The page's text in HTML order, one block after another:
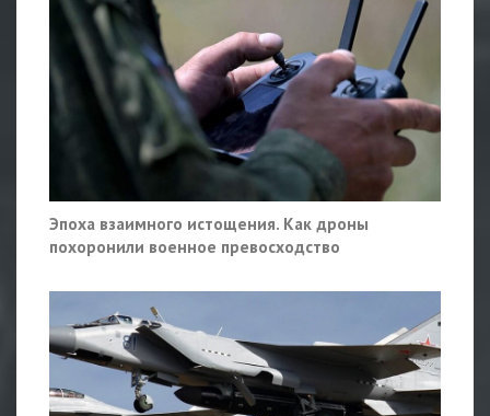
Эпоха взаимного истощения. Как дроны
похоронили военное превосходство